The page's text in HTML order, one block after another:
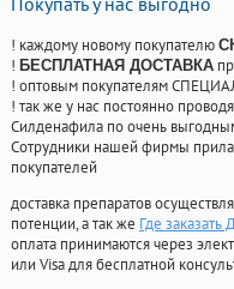
! каждому новому покупателю
! БЕСПЛАТНАЯ ДОСТАВКА
! оптовым покупателям
! так же у нас постоянно
Силденафила по очень
Cотрудники нашей фирмы
покупателей
доставка препаратов
потенции, а так же Где
оплата принимаются через
или Visa для бесплатной